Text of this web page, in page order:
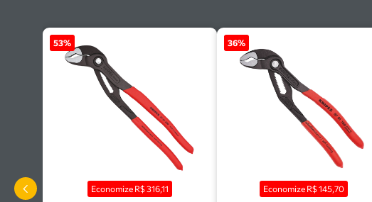
53%
Economize R$316,11
36%
Economize R$145,70